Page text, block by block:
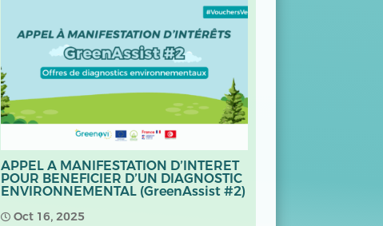
APPEL A MANIFESTATION D’INTERET
POUR BENEFICIER D’UN DIAGNOSTIC
ENVIRONNEMENTAL (GreenAssist #2)
 Oct 16, 2025